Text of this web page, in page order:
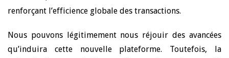
renforçant l’efficience globale des transactions.
Nous pouvons légitimement nous réjouir des avancées
qu’induira cette nouvelle plateforme. Toutefois, la